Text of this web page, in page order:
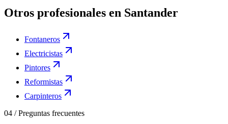
Otros profesionales en Santander
Fontaneros
Electricistas
Pintores
Reformistas
Carpinteros
04 /Preguntas frecuentes